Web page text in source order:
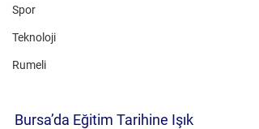
Spor
Teknoloji
Rumeli
Bursa’da Eğitim Tarihine Işık